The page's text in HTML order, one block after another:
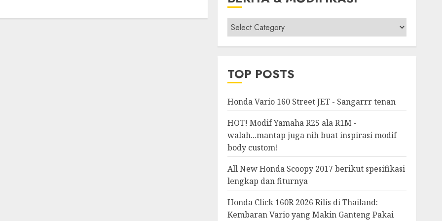
Berita
&
Modifikasi
TOP POSTS
Honda Vario 160 Street JET - Sangarrr tenan
HOT! Modif Yamaha R25 ala R1M -
walah...mantap juga nih buat inspirasi modif
body custom!
All New Honda Scoopy 2017 berikut spesifikasi
lengkap dan fiturnya
Honda Click 160R 2026 Rilis di Thailand:
Kembaran Vario yang Makin Ganteng Pakai